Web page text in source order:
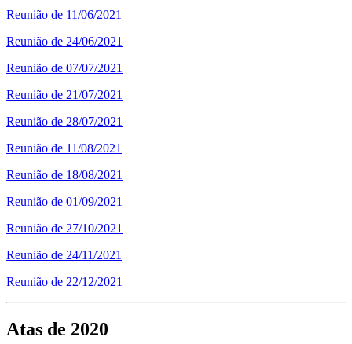
Reunião de 11/06/2021
Reunião de 24/06/2021
Reunião de 07/07/2021
Reunião de 21/07/2021
Reunião de 28/07/2021
Reunião de 11/08/2021
Reunião de 18/08/2021
Reunião de 01/09/2021
Reunião de 27/10/2021
Reunião de 24/11/2021
Reunião de 22/12/2021
Atas de 2020